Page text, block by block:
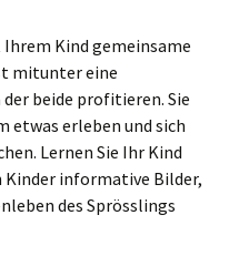
Kind gemeinsame
mitunter eine
beide profitieren. Sie
etwas erleben und sich
Lernen Sie Ihr Kind
Kinder informative Bilder,
des Sprösslings